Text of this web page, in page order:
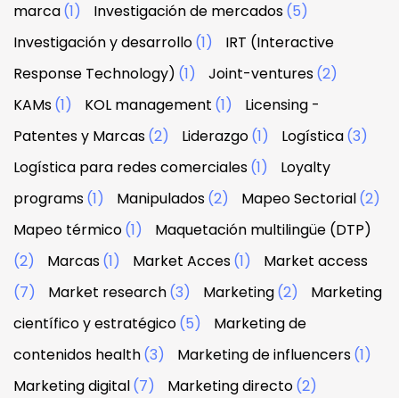
marca(1) Investigación de mercados(5)
Investigación y desarrollo(1)
IRT (Interactive
Response Technology) (1) Joint-ventures(2)
KAMs(1) KOL management (1)
Licensing -
Patentes y Marcas(2) Liderazgo(1) Logística(3)
Logística para redes comerciales(1)
Loyalty
programs(1) Manipulados(2) Mapeo Sectorial(2)
Mapeo térmico(1)
Maquetación multilingüe (DTP)
(2)
Marcas(1) Market Acces(1)
Market access
(7)
Market research(3) Marketing(2)
Marketing
científico y estratégico(5)
Marketing de
contenidos health(3) Marketing de influencers(1)
Marketing digital(7) Marketing directo(2)